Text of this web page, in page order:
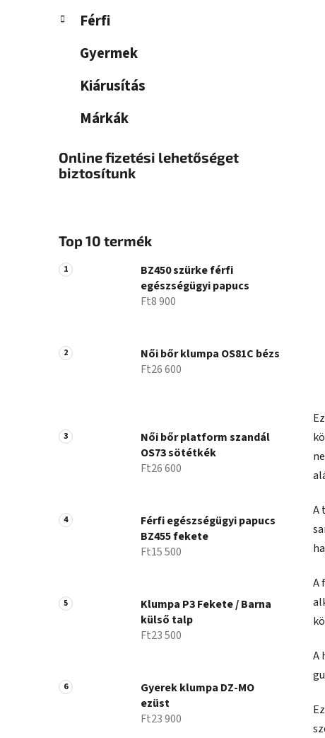
Férfi
Gyermek
Kiárusítás
Márkák
Online fizetési lehetőséget
biztosítunk
Top 10 termék
BZ450 szürke férfi
egészségügyi papucs
Ft8 900
Női bőr klumpa OS81C bézs
Ft26 600
Női bőr platform szandál
OS73 sötétkék
Ft26 600
Férfi egészségügyi papucs
BZ455 fekete
Ft15 500
Klumpa P3 Fekete / Barna
külső talp
Ft23 500
Gyerek klumpa DZ-MO
ezüst
Ft23 900
A
A
A